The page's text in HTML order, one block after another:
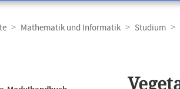
Mathematik und Informatik Studium